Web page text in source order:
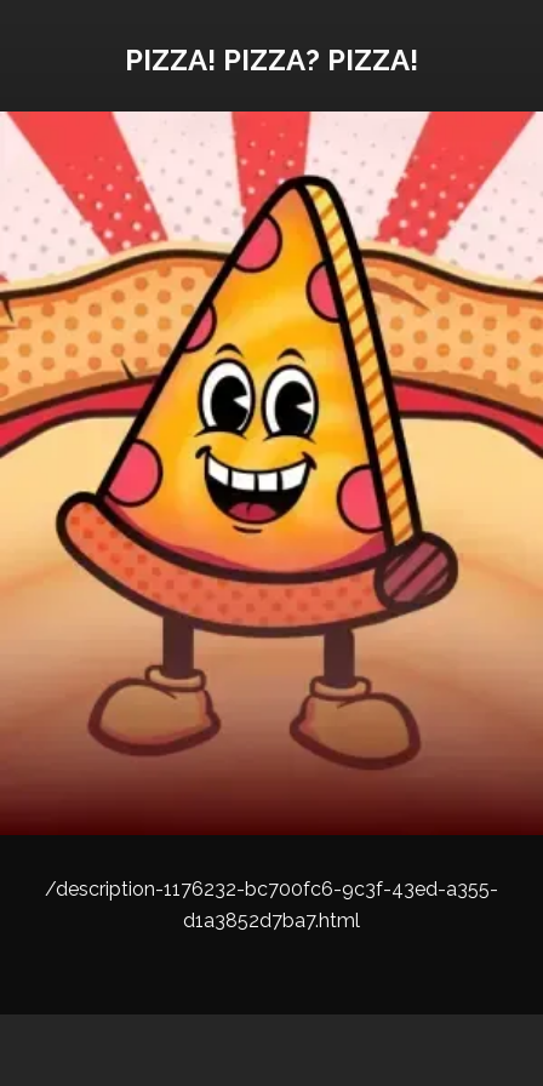
PIZZA! PIZZA? PIZZA!
/description-1176232-bc700fc6-9c3f-43ed-a355-
d1a3852d7ba7.html